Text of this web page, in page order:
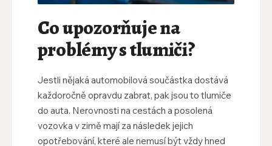
Co upozorňuje na
problémy s tlumiči?
Jestli nějaká automobilová součástka dostává
každoročně opravdu zabrat, pak jsou to tlumiče
do auta. Nerovnosti na cestách a posolená
vozovka v zimě mají za následek jejich
opotřebování, které ale nemusí být vždy hned